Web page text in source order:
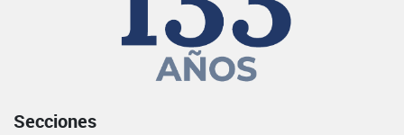
Secciones